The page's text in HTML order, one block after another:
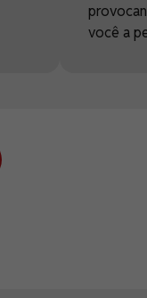
você a